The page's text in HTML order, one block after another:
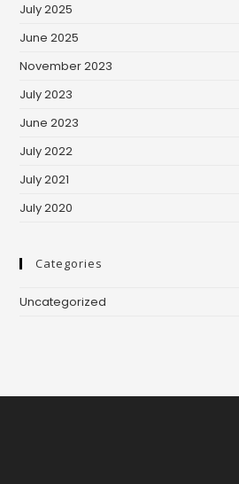
July 2025
June 2025
November 2023
July 2023
June 2023
July 2022
July 2021
July 2020
Categories
Uncategorized